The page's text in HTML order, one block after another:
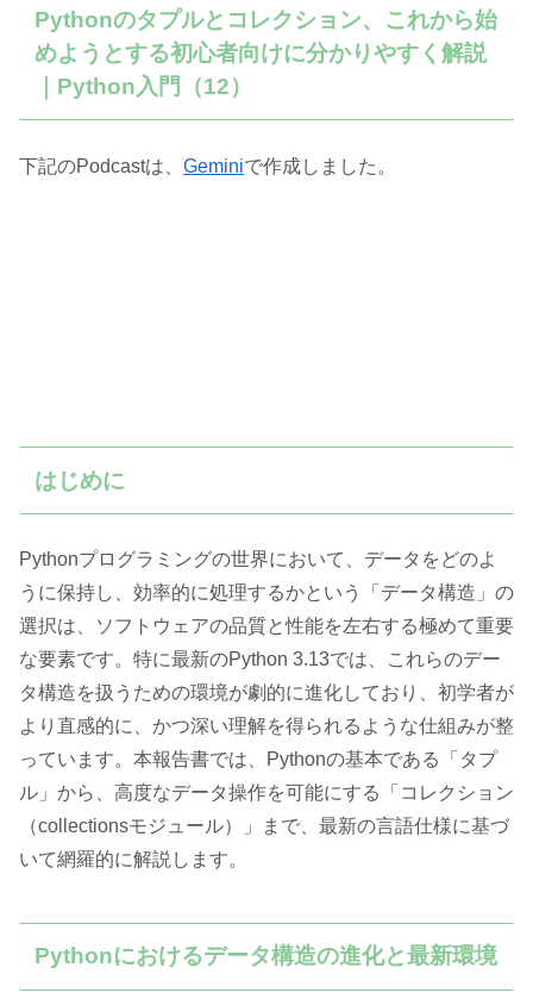
Pythonのタプルとコレクション、これから始
めようとする初心者向けに分かりやすく解説
｜Python入門（12）
下記のPodcastは、 Geminiで作成しました。
はじめに
Pythonプログラミングの世界において、データをどのよ
うに保持し、効率的に処理するかという「データ構造」の
選択は、ソフトウェアの品質と性能を左右する極めて重要
な要素です。特に最新のPython 3.13では、これらのデー
タ構造を扱うための環境が劇的に進化しており、初学者が
より直感的に、かつ深い理解を得られるような仕組みが整
っています。本報告書では、Pythonの基本である「タプ
ル」から、高度なデータ操作を可能にする「コレクション
（collectionsモジュール）」まで、最新の言語仕様に基づ
いて網羅的に解説します。
Pythonにおけるデータ構造の進化と最新環境